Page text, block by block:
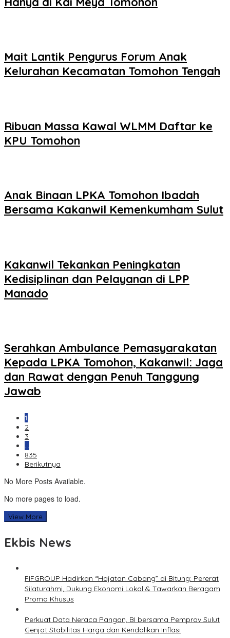
Mait Lantik Pengurus Forum Anak
Kelurahan Kecamatan Tomohon Tengah
Ribuan Massa Kawal WLMM Daftar ke
KPU Tomohon
Anak Binaan LPKA Tomohon Ibadah
Bersama Kakanwil Kemenkumham Sulut
Kakanwil Tekankan Peningkatan
Kedisiplinan dan Pelayanan di LPP
Manado
Serahkan Ambulance Pemasyarakatan
Kepada LPKA Tomohon, Kakanwil: Jaga
dan Rawat dengan Penuh Tanggung
Jawab
1
2
3
…
835
Berikutnya
No More Posts Available.
No more pages to load.
View More
Ekbis News
FIFGROUP Hadirkan “Hajatan Cabang” di Bitung: Pererat
Silaturahmi, Dukung Ekonomi Lokal & Tawarkan Beragam
Promo Khusus
Perkuat Data Neraca Pangan, BI bersama Pemprov Sulut
Genjot Stabilitas Harga dan Kendalikan Inflasi